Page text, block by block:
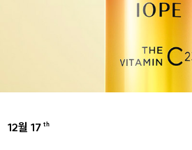
12월 17 th